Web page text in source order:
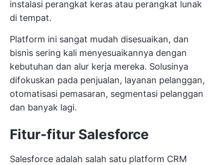
instalasi perangkat keras atau perangkat lunak
di tempat.
Platform ini sangat mudah disesuaikan, dan
bisnis sering kali menyesuaikannya dengan
kebutuhan dan alur kerja mereka. Solusinya
difokuskan pada penjualan, layanan pelanggan,
otomatisasi pemasaran, segmentasi pelanggan
dan banyak lagi.
Fitur-fitur Salesforce
Salesforce adalah salah satu platform CRM